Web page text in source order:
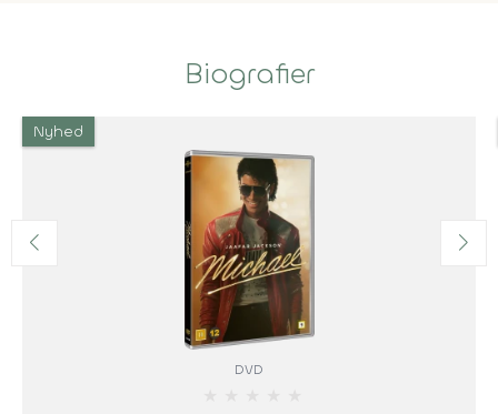
Biografier
Nyhed
DVD